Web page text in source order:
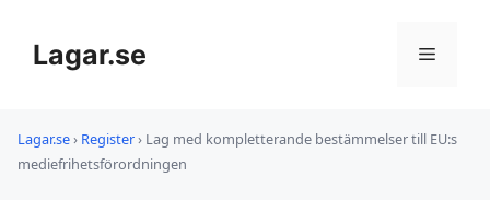
innehållLagar.se Meny
Lagar.se› Register› Lag med kompletterande bestämmelser till EU:s
mediefrihetsförordningen